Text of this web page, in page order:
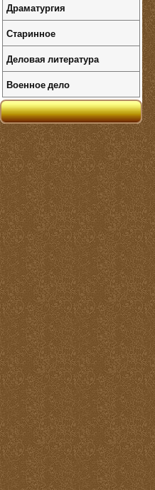
Драматургия
Старинное
Деловая литература
Военное дело